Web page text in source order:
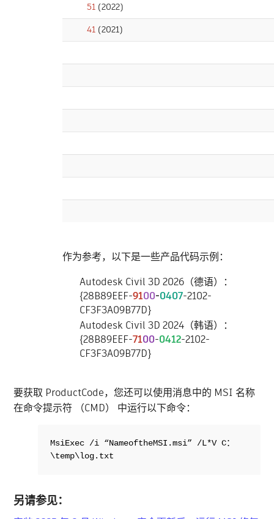
51 (2022)
41 (2021)
作为参考，以下是一些产品代码示例：
Autodesk Civil 3D 2026（德语）：
{28B89EEF-9100-0407-2102-
CF3F3A09B77D}
Autodesk Civil 3D 2024（韩语）：
{28B89EEF-7100-0412-2102-
CF3F3A09B77D}
要获取 ProductCode，您还可以使用消息中的 MSI 名称
在命令提示符 （CMD） 中运行以下命令：
MsiExec /i “NameoftheMSI.msi” /L*V C：
\temp\log.txt
另请参见：